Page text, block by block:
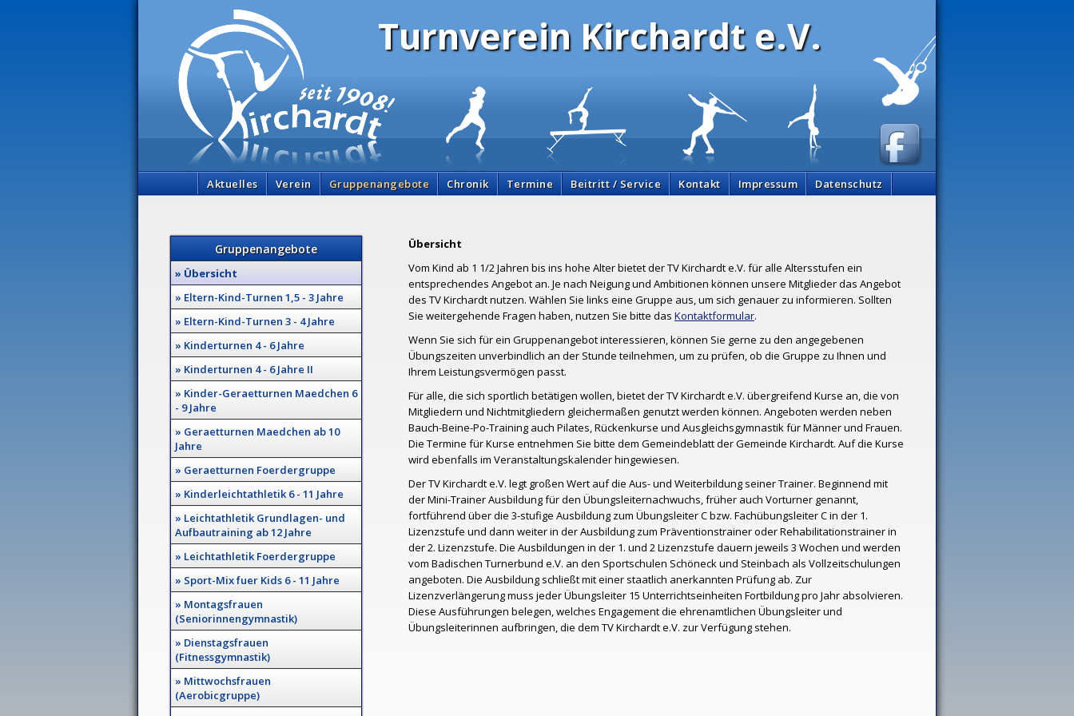
Turnverein Kirchardt e.V.
Aktuelles Verein Gruppenangebote Chronik Termine Beitritt / Service Kontakt Impressum Datenschutz
Gruppenangebote
» Übersicht
» Eltern-Kind-Turnen 1,5 - 3 Jahre
» Eltern-Kind-Turnen 3 - 4 Jahre
» Kinderturnen 4 - 6 Jahre
» Kinderturnen 4 - 6 Jahre II
» Kinder-Geraetturnen Maedchen 6
- 9 Jahre
» Geraetturnen Maedchen ab 10
Jahre
» Geraetturnen Foerdergruppe
» Kinderleichtathletik 6 - 11 Jahre
» Leichtathletik Grundlagen- und
Aufbautraining ab 12 Jahre
» Leichtathletik Foerdergruppe
» Sport-Mix fuer Kids 6 - 11 Jahre
» Montagsfrauen
(Seniorinnengymnastik)
» Dienstagsfrauen
(Fitnessgymnastik)
» Mittwochsfrauen
(Aerobicgruppe)
Übersicht
Vom Kind ab 1 1/2 Jahren bis ins hohe Alter bietet der TV Kirchardt e.V. für alle Altersstufen ein
entsprechendes Angebot an. Je nach Neigung und Ambitionen können unsere Mitglieder das Angebot
des TV Kirchardt nutzen. Wählen Sie links eine Gruppe aus, um sich genauer zu informieren. Sollten
Sie weitergehende Fragen haben, nutzen Sie bitte das Kontaktformular.
Wenn Sie sich für ein Gruppenangebot interessieren, können Sie gerne zu den angegebenen
Übungszeiten unverbindlich an der Stunde teilnehmen, um zu prüfen, ob die Gruppe zu Ihnen und
Ihrem Leistungsvermögen passt.
Für alle, die sich sportlich betätigen wollen, bietet der TV Kirchardt e.V. übergreifend Kurse an, die von
Mitgliedern und Nichtmitgliedern gleichermaßen genutzt werden können. Angeboten werden neben
Bauch-Beine-Po-Training auch Pilates, Rückenkurse und Ausgleichsgymnastik für Männer und Frauen.
Die Termine für Kurse entnehmen Sie bitte dem Gemeindeblatt der Gemeinde Kirchardt. Auf die Kurse
wird ebenfalls im Veranstaltungskalender hingewiesen.
Der TV Kirchardt e.V. legt großen Wert auf die Aus- und Weiterbildung seiner Trainer. Beginnend mit
der Mini-Trainer Ausbildung für den Übungsleiternachwuchs, früher auch Vorturner genannt,
fortführend über die 3-stufige Ausbildung zum Übungsleiter C bzw. Fachübungsleiter C in der 1.
Lizenzstufe und dann weiter in der Ausbildung zum Präventionstrainer oder Rehabilitationstrainer in
der 2. Lizenzstufe. Die Ausbildungen in der 1. und 2 Lizenzstufe dauern jeweils 3 Wochen und werden
vom Badischen Turnerbund e.V. an den Sportschulen Schöneck und Steinbach als Vollzeitschulungen
angeboten. Die Ausbildung schließt mit einer staatlich anerkannten Prüfung ab. Zur
Lizenzverlängerung muss jeder Übungsleiter 15 Unterrichtseinheiten Fortbildung pro Jahr absolvieren.
Diese Ausführungen belegen, welches Engagement die ehrenamtlichen Übungsleiter und
Übungsleiterinnen aufbringen, die dem TV Kirchardt e.V. zur Verfügung stehen.